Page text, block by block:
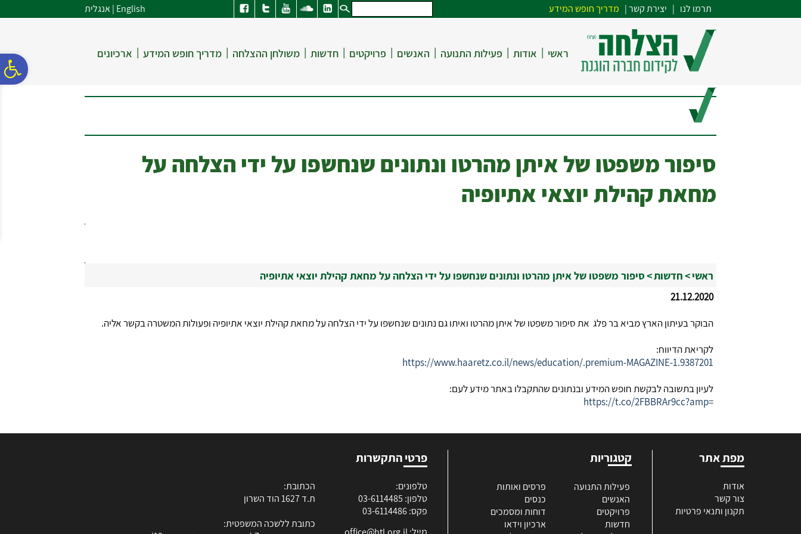
נגישות
אתר
המרכזי
תרמו לנו | יצירת קשר| מדריך חופש המידע English
|אנגלית
ראשי | אודות | פעילות התנועה | האנשים | פרויקטים | חדשות | משולחן ההצלחה | מדריך חופש המידע | ארכיונים
סיפור משפטו של איתן מהרטו ונתונים שנחשפו על ידי הצלחה על
מחאת קהילת יוצאי אתיופיה
ראשי>חדשות>סיפור משפטו של איתן מהרטו ונתונים שנחשפו על ידי הצלחה על מחאת קהילת יוצאי אתיופיה
21.12.2020
הבוקר בעיתון הארץ מביא בר פלג את סיפור משפטו של איתן מהרטו ואיתו גם נתונים שנחשפו על ידי הצלחה על מחאת קהילת יוצאי אתיופיה ופעולות המשטרה בקשר אליה.
לקריאת הדיווח:
https://www.haaretz.co.il/news/education/.premium-MAGAZINE-1.9387201
לעיון בתשובה לבקשת חופש המידע ובנתונים שהתקבלו באתר מידע לעם:
https://t.co/2FBBRAr9cc?amp=
מפת אתר
אודות
צור קשר
תקנון ותנאי פרטיות
קטגוריות
פעילות התנועה
האנשים
פרויקטים
חדשות
פרסים ואותות
כנסים
דוחות ומסמכים
ארכיון וידאו
פרטי התקשרות
טלפונים:
טלפון: 03-6114485
פקס: 03-6114486
הכתובת:
ת.ד 1627 הוד השרון
כתובת ללשכה המשפטית: